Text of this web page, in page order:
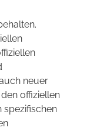
neuer
offiziellen
spezifischen